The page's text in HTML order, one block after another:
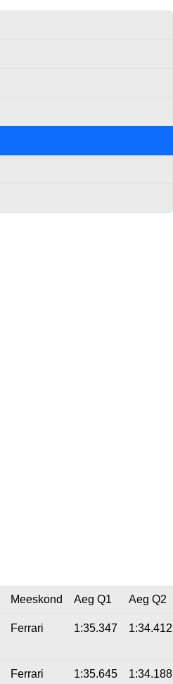
Meeskond Aeg Q1 Aeg Q2
Ferrari 1:35.347 1:34.412
Ferrari 1:35.645 1:34.188